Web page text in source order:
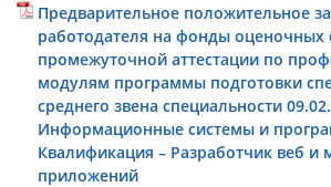
Предварительное положительное
работодателя на фонды оценочных
промежуточной аттестации по
модулям программы подготовки
среднего звена специальности
Информационные системы и
Квалификация – Разработчик веб
приложений